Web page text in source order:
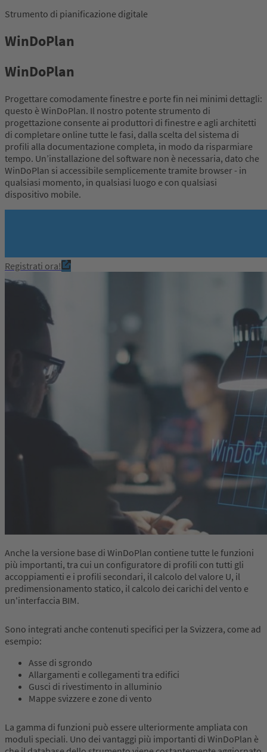
Strumento di pianificazione digitale
WinDoPlan
WinDoPlan
Progettare comodamente finestre e porte fin nei minimi dettagli:
questo è WinDoPlan. Il nostro potente strumento di
progettazione consente ai produttori di finestre e agli architetti
di completare online tutte le fasi, dalla scelta del sistema di
profili alla documentazione completa, in modo da risparmiare
tempo. Un’installazione del software non è necessaria, dato che
WinDoPlan si accessibile semplicemente tramite browser - in
qualsiasi momento, in qualsiasi luogo e con qualsiasi
dispositivo mobile.
Registrati ora!
Anche la versione base di WinDoPlan contiene tutte le funzioni
più importanti, tra cui un configuratore di profili con tutti gli
accoppiamenti e i profili secondari, il calcolo del valore U, il
predimensionamento statico, il calcolo dei carichi del vento e
un'interfaccia BIM.
Sono integrati anche contenuti specifici per la Svizzera, come ad
esempio:
Asse di sgrondo
Allargamenti e collegamenti tra edifici
Gusci di rivestimento in alluminio
Mappe svizzere e zone di vento
La gamma di funzioni può essere ulteriormente ampliata con
moduli speciali. Uno dei vantaggi più importanti di WinDoPlan è